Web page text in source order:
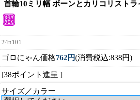
首輪10ミリ幅 ボーンとカリコリストラ
24n101
ゴロにゃん価格762円(消費税込:838円)
[38ポイント進呈 ]
サイズ／カラー